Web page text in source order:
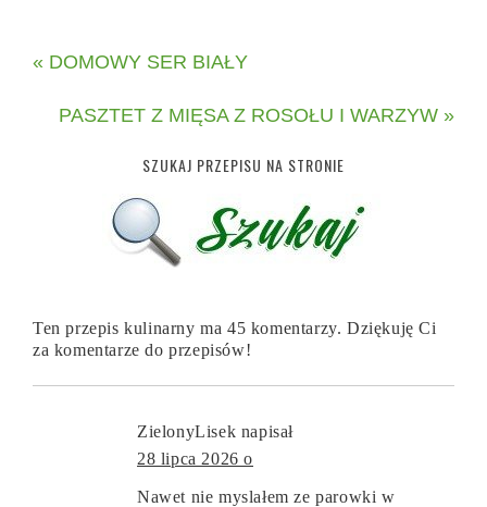
« DOMOWY SER BIAŁY
PASZTET Z MIĘSA Z ROSOŁU I WARZYW »
SZUKAJ PRZEPISU NA STRONIE
Ten przepis kulinarny ma 45 komentarzy. Dziękuję Ci
za komentarze do przepisów!
ZielonyLisek napisał
28 lipca 2026 o
Nawet nie myslałem ze parowki w